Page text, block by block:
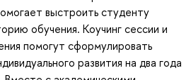
выстроить студенту
обучения. Коучинг сессии и
помогут сформулировать
развития на два года